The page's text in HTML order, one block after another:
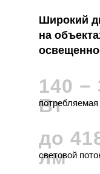
140 −
Вт
до
лм
Широкий
на
световой